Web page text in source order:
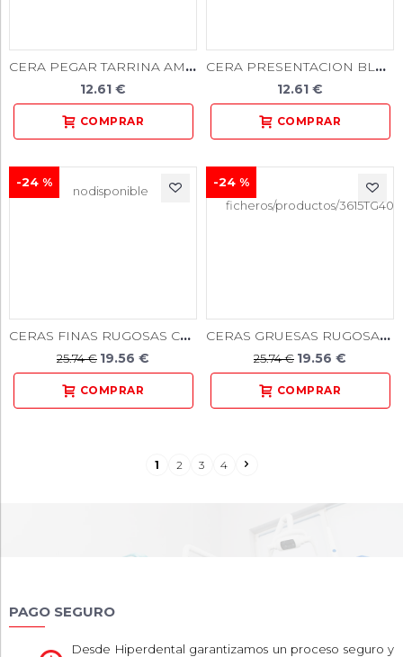
CERA PEGAR TARRINA AMARILLA 50gr.
12.61 €
CERA PRESENTACION BLANCA TARRINA 50g.
12.61 €
CERAS FINAS RUGOSAS CALIBRADAS PARA ESQUELÉTICOS
25.74 € 19.56 €
-24 %
CERAS GRUESAS RUGOSAS CALIBRADAS PARA ESQUELÉTICOS
25.74 € 19.56 €
-24 %
1 2 3 4
PAGO SEGURO
Desde Hiperdental garantizamos un proceso seguro y